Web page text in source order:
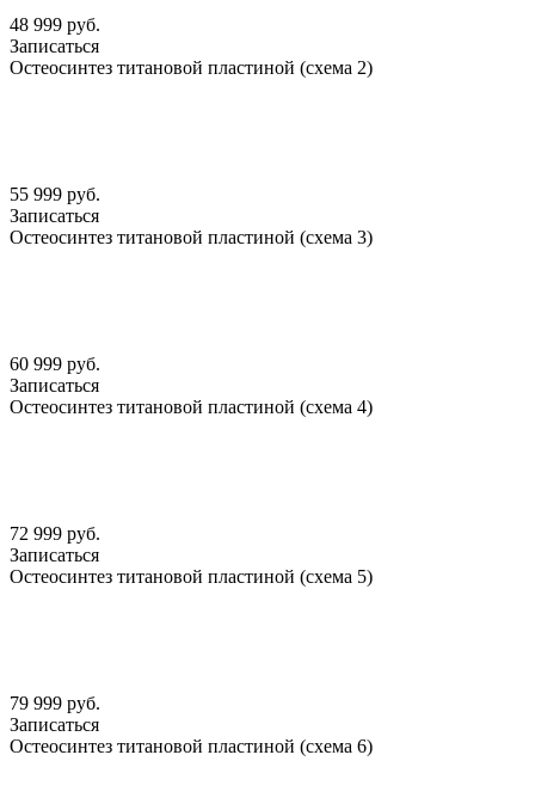
48 999 руб.
Записаться
Остеосинтез титановой пластиной (схема 2)
55 999 руб.
Записаться
Остеосинтез титановой пластиной (схема 3)
60 999 руб.
Записаться
Остеосинтез титановой пластиной (схема 4)
72 999 руб.
Записаться
Остеосинтез титановой пластиной (схема 5)
79 999 руб.
Записаться
Остеосинтез титановой пластиной (схема 6)